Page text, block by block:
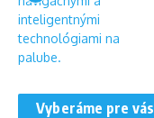
Vyberáme pre vás